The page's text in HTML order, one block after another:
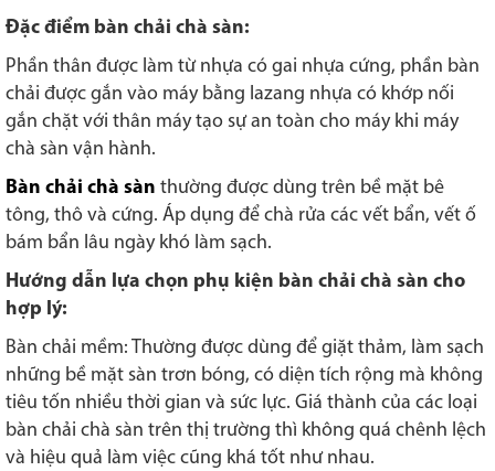
Đặc điểm bàn chải chà sàn:
Phần thân được làm từ nhựa có gai nhựa cứng, phần bàn
chải được gắn vào máy bằng lazang nhựa có khớp nối
gắn chặt với thân máy tạo sự an toàn cho máy khi máy
chà sàn vận hành.
Bàn chải chà sàn thường được dùng trên bề mặt bê
tông, thô và cứng. Áp dụng để chà rửa các vết bẩn, vết ố
bám bẩn lâu ngày khó làm sạch.
Hướng dẫn lựa chọn phụ kiện bàn chải chà sàn cho
hợp lý:
Bàn chải mềm: Thường được dùng để giặt thảm, làm sạch
những bề mặt sàn trơn bóng, có diện tích rộng mà không
tiêu tốn nhiều thời gian và sức lực. Giá thành của các loại
bàn chải chà sàn trên thị trường thì không quá chênh lệch
và hiệu quả làm việc cũng khá tốt như nhau.